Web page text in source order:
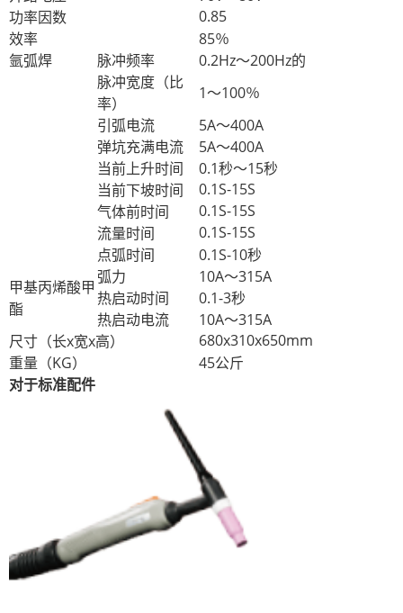
功率因数
0.85
效率
85％
氩弧焊
脉冲频率
0.2Hz〜200Hz的
脉冲宽度（比
率）
1〜100％
引弧电流
5A〜400A
弹坑充满电流
5A〜400A
当前上升时间
0.1秒〜15秒
当前下坡时间
0.1S-15S
气体前时间
0.1S-15S
流量时间
0.1S-15S
点弧时间
0.1S-10秒
甲基丙烯酸甲
酯
弧力
10A〜315A
热启动时间
0.1-3秒
热启动电流
10A〜315A
尺寸（长x宽x高）
680x310x650mm
重量（KG）
45公斤
对于标准配件